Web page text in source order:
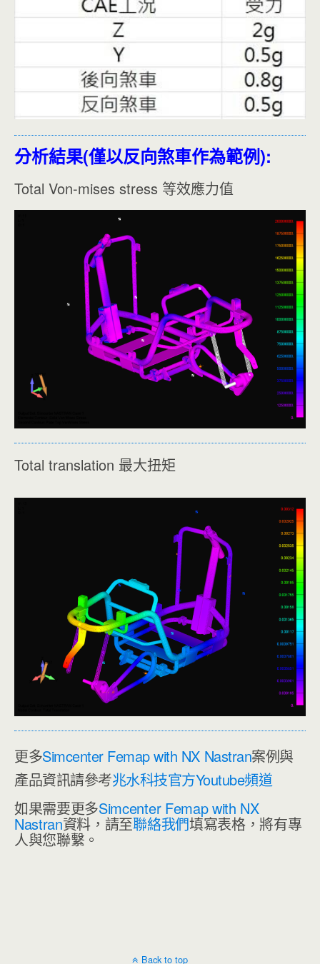
分析結果(僅以反向煞車作為範例):
Total Von-mises stress 等效應力值
Total translation 最大扭矩
更多Simcenter Femap with NX Nastran案例與
產品資訊請參考兆水科技官方Youtube頻道
如果需要更多Simcenter Femap with NX
Nastran資料，請至聯絡我們填寫表格，將有專
人與您聯繫。
Back to top